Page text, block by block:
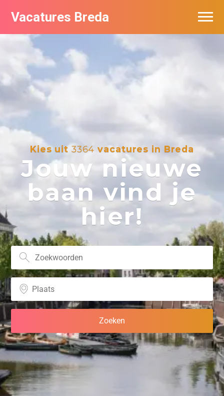
Vacatures Breda
Kies uit 3364 vacatures in Breda
Jouw nieuwe
baan vind je
hier!
Vacatures per bedrijf in Breda
De populairste vacatures in Breda
Nieuwsbrief feed